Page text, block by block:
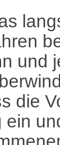
und
die
ein